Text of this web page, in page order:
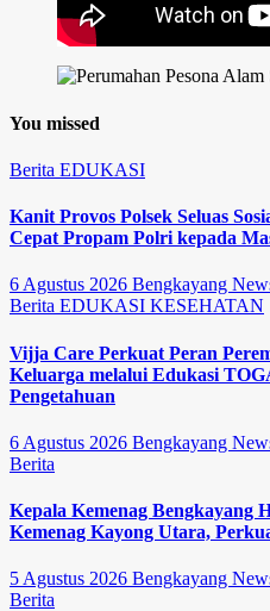
You missed
Berita EDUKASI
Kanit Provos Polsek Seluas
Cepat Propam Polri kepada
6 Agustus 2026 Bengkayang
Berita EDUKASI KESEHATAN
Vijja Care Perkuat Peran
Keluarga melalui Edukasi
Pengetahuan
6 Agustus 2026 Bengkayang
Berita
Kepala Kemenag Bengkayang
Kemenag Kayong Utara,
5 Agustus 2026 Bengkayang
Berita